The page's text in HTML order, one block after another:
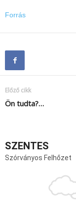
Forrás
Előző cikk
Ön tudta?…
SZENTES
Szórványos Felhőzet